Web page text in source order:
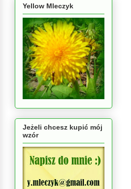
Yellow Mleczyk
Jeżeli chcesz kupić mój
wzór